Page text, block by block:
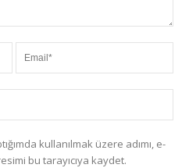
kullanılmak üzere adımı, e-
bu tarayıcıya kaydet.